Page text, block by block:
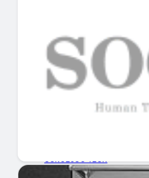
INICIO
EMPRESAS
GUÍA DE COMPRA